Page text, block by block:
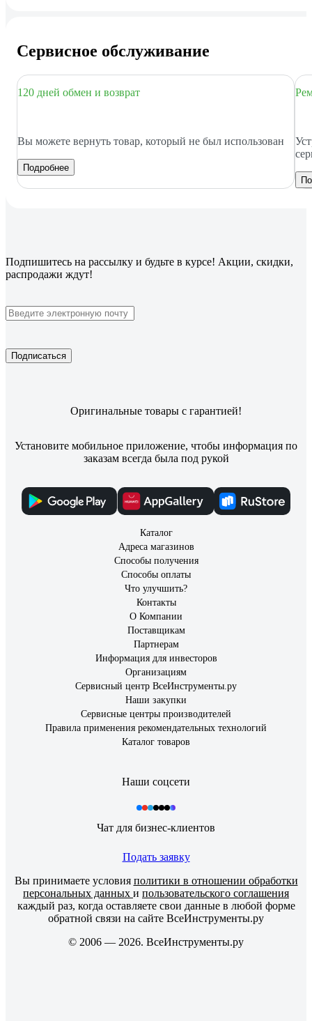
Сервисное обслуживание
120 дней обмен и возврат
Вы можете вернуть товар, который не был использован
Подробнее
Подпишитесь на рассылку и будьте в курсе! Акции, скидки,
распродажи ждут!
Подписаться
Оригинальные товары с гарантией!
Установите мобильное приложение, чтобы информация по
заказам всегда была под рукой
Каталог
Адреса магазинов
Способы получения
Способы оплаты
Что улучшить?
Контакты
О Компании
Поставщикам
Партнерам
Информация для инвесторов
Организациям
Сервисный центр ВсеИнструменты.ру
Наши закупки
Сервисные центры производителей
Правила применения рекомендательных технологий
Каталог товаров
Наши соцсети
Чат для бизнес-клиентов
Подать заявку
Вы принимаете условия политики в отношении обработки
персональных данных и пользовательского соглашения
каждый раз, когда оставляете свои данные в любой форме
обратной связи на сайте ВсеИнструменты.ру
© 2006 — 2026. ВсеИнструменты.ру